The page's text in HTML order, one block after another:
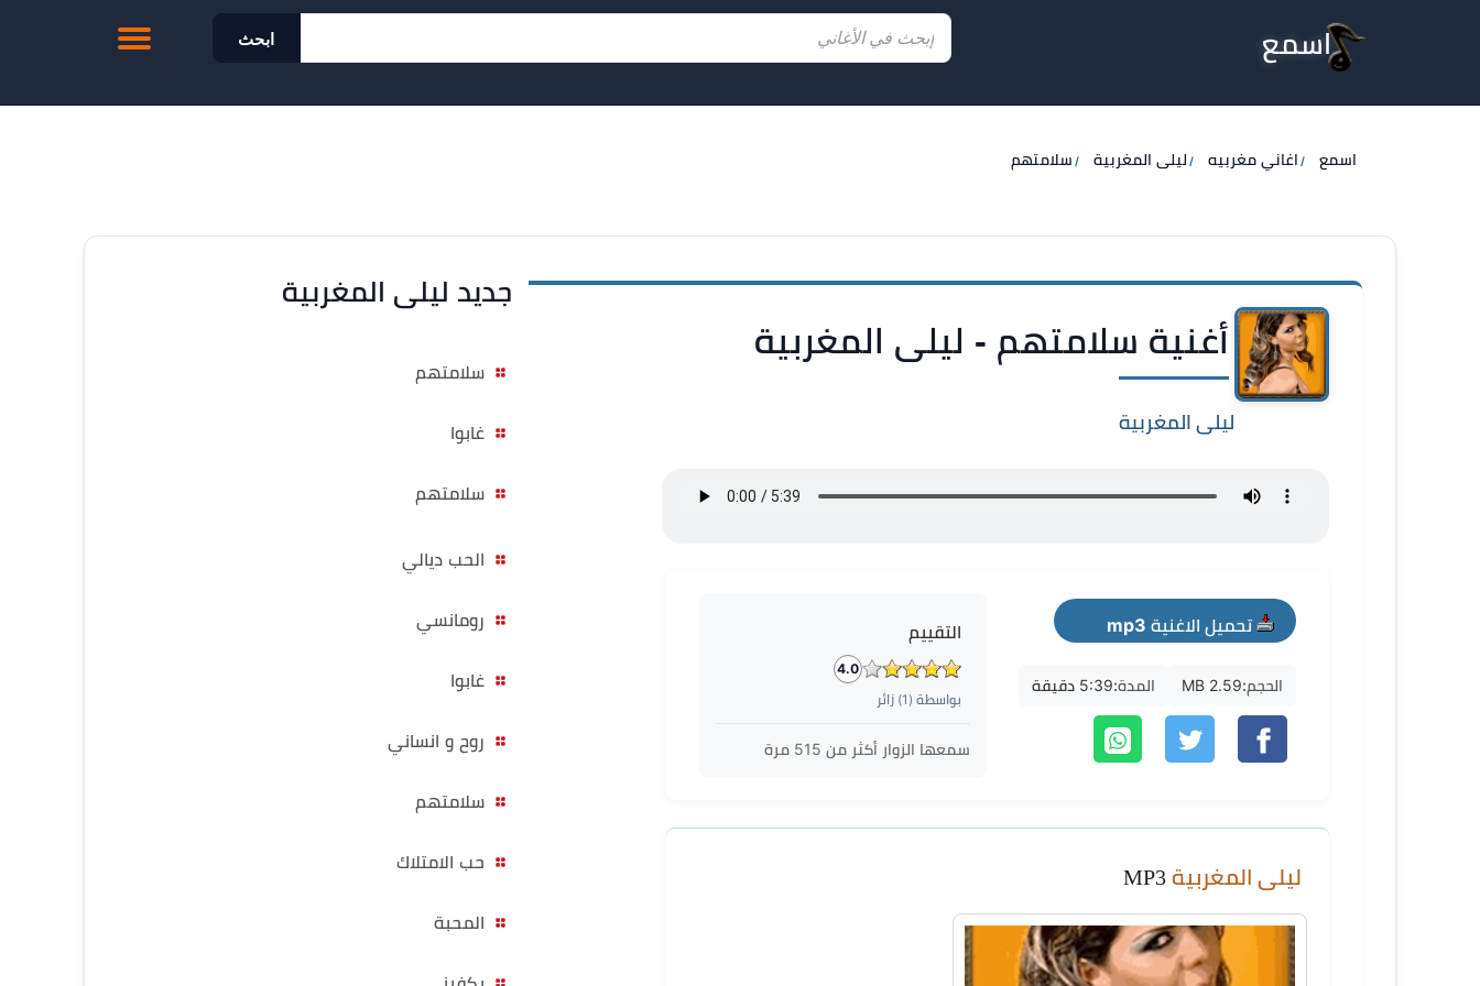
اسمع ابحث
اسمع اغاني مغربيه ليلى المغربية سلامتهم
أغنية سلامتهم - ليلى المغربية
ليلى المغربية
تحميل الاغنية mp3
الحجم:2.59 MB المدة:5:39 دقيقة
التقييم
4.0
بواسطة ( 1) زائر
سمعها الزوار أكثر من 515 مرة
ليلى المغربية
جديد ليلى المغربية
سلامتهم
غابوا
سلامتهم
الحب ديالي
رومانسي
غابوا
روح و انساني
سلامتهم
حب الامتلاك
المحبة